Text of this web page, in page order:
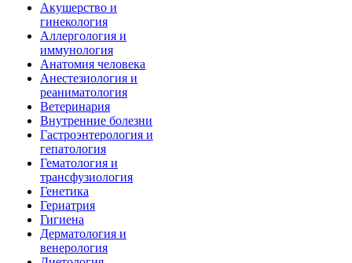
Акушерство и
гинекология
Аллергология и
иммунология
Анатомия человека
Анестезиология и
реаниматология
Ветеринария
Внутренние болезни
Гастроэнтерология и
гепатология
Гематология и
трансфузиология
Генетика
Гериатрия
Гигиена
Дерматология и
венерология